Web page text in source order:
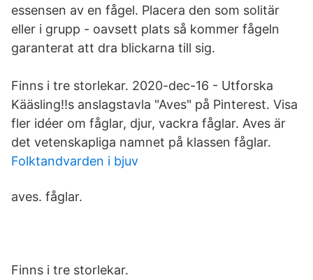
essensen av en fågel. Placera den som solitär
eller i grupp - oavsett plats så kommer fågeln
garanterat att dra blickarna till sig.
Finns i tre storlekar. 2020-dec-16 - Utforska
Kääsling!!s anslagstavla "Aves" på Pinterest. Visa
fler idéer om fåglar, djur, vackra fåglar. Aves är
det vetenskapliga namnet på klassen fåglar.
Folktandvarden i bjuv
aves. fåglar.
Finns i tre storlekar.